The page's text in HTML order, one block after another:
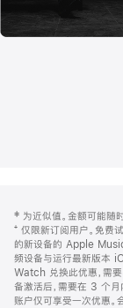
页
页
脚
注
‡ 为近似值。金额可能随
⁺ 仅限新订阅用户。免费
的新设备的 Apple Music
频设备与运行最新版本
Watch 兑换此优惠，需
备激活后，需要在 3 个
账户仅可享受一次优惠。